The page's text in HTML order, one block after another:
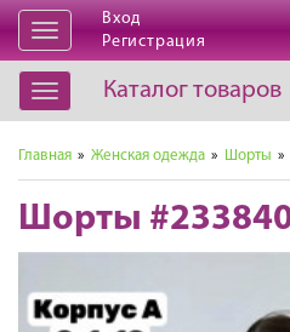
Открыть
навигацию
Вход
Регистрация
Открыть
навигацию
Каталог товаров
Главная » Женская одежда » Шорты »
Шорты